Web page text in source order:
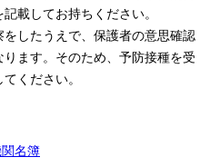
載してお持ちください。
したうえで、保護者の意思確認
ます。そのため、予防接種を受
ください。
名簿